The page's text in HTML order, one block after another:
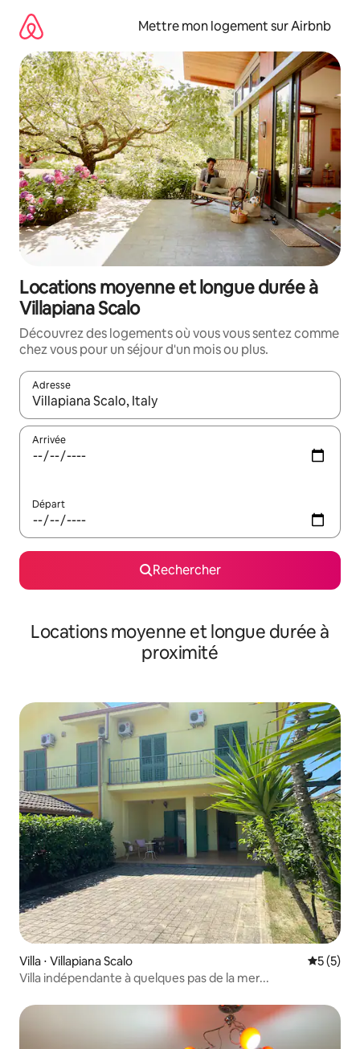
directement
contenu
Mettre mon logement sur Airbnb
Locations moyenne et longue durée à
Villapiana Scalo
Découvrez des logements où vous vous sentez comme
chez vous pour un séjour d'un mois ou plus.
Adresse
Lorsque les résultats s'affichent, utilisez les flèches vers le
Arrivée
Départ
Rechercher
Locations moyenne et longue durée à
proximité
Villa ⋅ Villapiana Scalo
5 (5)
Villa indépendante à quelques pas de la mer...